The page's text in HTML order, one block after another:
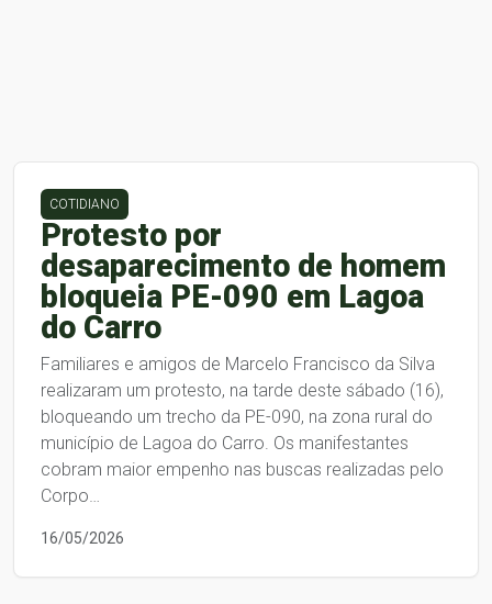
COTIDIANO
Protesto por
desaparecimento de homem
bloqueia PE-090 em Lagoa
do Carro
Familiares e amigos de Marcelo Francisco da Silva
realizaram um protesto, na tarde deste sábado (16),
bloqueando um trecho da PE-090, na zona rural do
município de Lagoa do Carro. Os manifestantes
cobram maior empenho nas buscas realizadas pelo
Corpo…
16/05/2026